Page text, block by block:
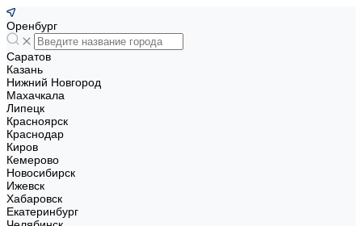
Оренбург
Саратов
Казань
Нижний Новгород
Махачкала
Липецк
Красноярск
Краснодар
Киров
Кемерово
Новосибирск
Ижевск
Хабаровск
Екатеринбург